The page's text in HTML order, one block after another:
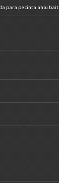
para pecinta ahlu bait